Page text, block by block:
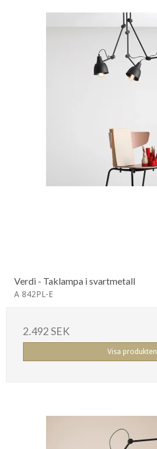
Verdi - Taklampa i svartmetall
A 842PL-E
2.492 SEK
Visa produkten